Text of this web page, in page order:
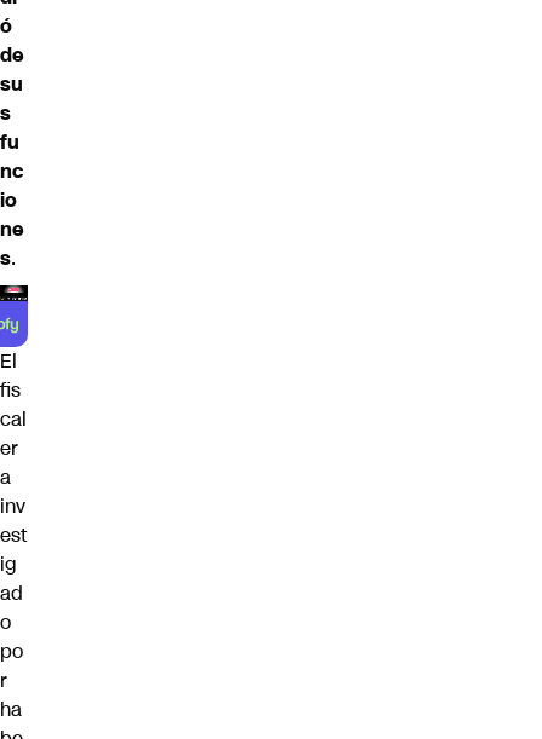
ó
de
su
s
fu
nc
io
ne
s.
El
fis
cal
er
a
inv
est
ig
ad
o
po
r
ha